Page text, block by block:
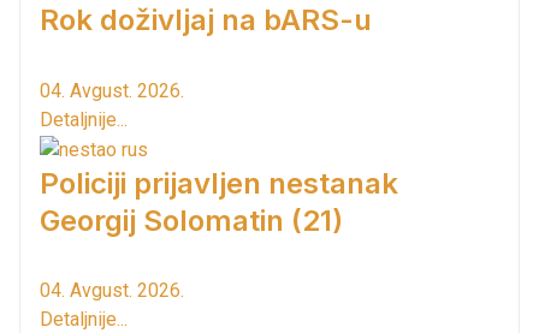
Rok doživljaj na bARS-u
04. Avgust. 2026.
Detaljnije...
Policiji prijavljen nestanak
Georgij Solomatin (21)
04. Avgust. 2026.
Detaljnije...